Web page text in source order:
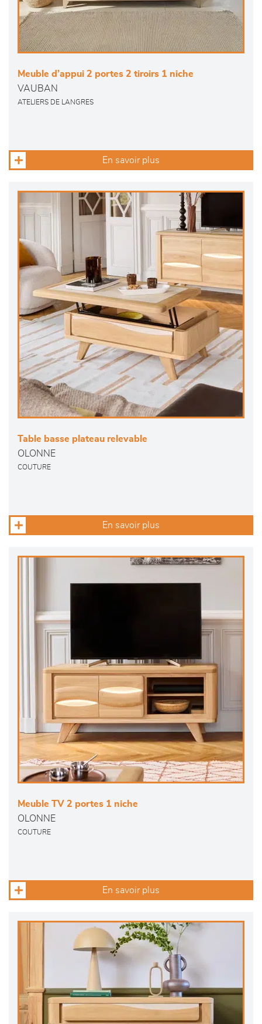
Meuble d’appui 2 portes 2 tiroirs 1 niche
VAUBAN
ATELIERS DE LANGRES
En savoir plus
Table basse plateau relevable
OLONNE
COUTURE
En savoir plus
Meuble TV 2 portes 1 niche
OLONNE
COUTURE
En savoir plus